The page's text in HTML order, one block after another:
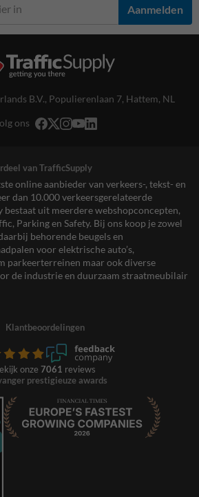
Aanmelden
B.V., Populierenlaan 7, Hattem, NL
ons
van TrafficSupply
online aanbieder van verkeers-, tekst- en
dan 10.000 verkeersgerelateerde
bestaat uit meerdere webshopconcepten,
Parking en Safety. Bij ons koop je zowel
behorende beugels en
voor elektrische auto’s,
parkeerterreinen maar ook diverse
de industrie en duurzaam straatmeubilair
Klantbeoordelingen
onze 7061 reviews
prestigieuze awards